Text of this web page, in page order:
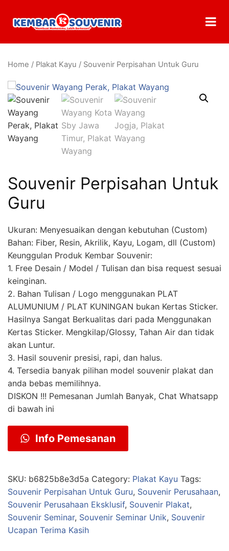
Home / Plakat Kayu / Souvenir Perpisahan Untuk Guru
Souvenir Perpisahan Untuk
Guru
Ukuran: Menyesuaikan dengan kebutuhan (Custom)
Bahan: Fiber, Resin, Akrilik, Kayu, Logam, dll (Custom)
Keunggulan Produk Kembar Souvenir:
1. Free Desain / Model / Tulisan dan bisa request sesuai
keinginan.
2. Bahan Tulisan / Logo menggunakan PLAT
ALUMUNIUM / PLAT KUNINGAN bukan Kertas Sticker.
Hasilnya Sangat Berkualitas dari pada Menggunakan
Kertas Sticker. Mengkilap/Glossy, Tahan Air dan tidak
akan Luntur.
3. Hasil souvenir presisi, rapi, dan halus.
4. Tersedia banyak pilihan model souvenir plakat dan
anda bebas memilihnya.
DISKON !!! Pemesanan Jumlah Banyak, Chat Whatsapp
di bawah ini
Info Pemesanan
SKU: b6825b8e3d5a Category: Plakat Kayu Tags:
Souvenir Perpisahan Untuk Guru, Souvenir Perusahaan,
Souvenir Perusahaan Eksklusif, Souvenir Plakat,
Souvenir Seminar, Souvenir Seminar Unik, Souvenir
Ucapan Terima Kasih